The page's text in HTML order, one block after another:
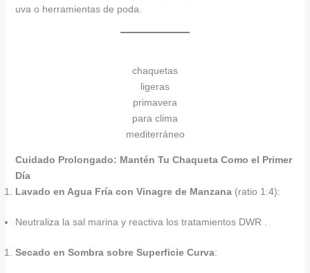
uva o herramientas de poda.
chaquetas
ligeras
primavera
para clima
mediterráneo
Cuidado Prolongado: Mantén Tu Chaqueta Como el Primer
Día
Lavado en Agua Fría con Vinagre de Manzana(ratio 1:4):
Neutraliza la sal marina y reactiva los tratamientos DWR .
Secado en Sombra sobre Superficie Curva: